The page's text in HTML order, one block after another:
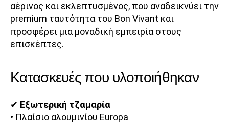
αέρινος και εκλεπτυσμένος, που αναδεικνύει την
premium ταυτότητα του Bon Vivant και
προσφέρει μια μοναδική εμπειρία στους
επισκέπτες.
Κατασκευές που υλοποιήθηκαν
✔ Εξωτερική τζαμαρία
• Πλαίσιο αλουμινίου Europa